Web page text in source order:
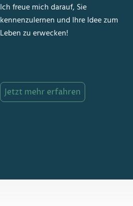
Ich freue mich darauf, Sie
kennenzulernen und Ihre Idee zum
Leben zu erwecken!
Jetzt mehr erfahren